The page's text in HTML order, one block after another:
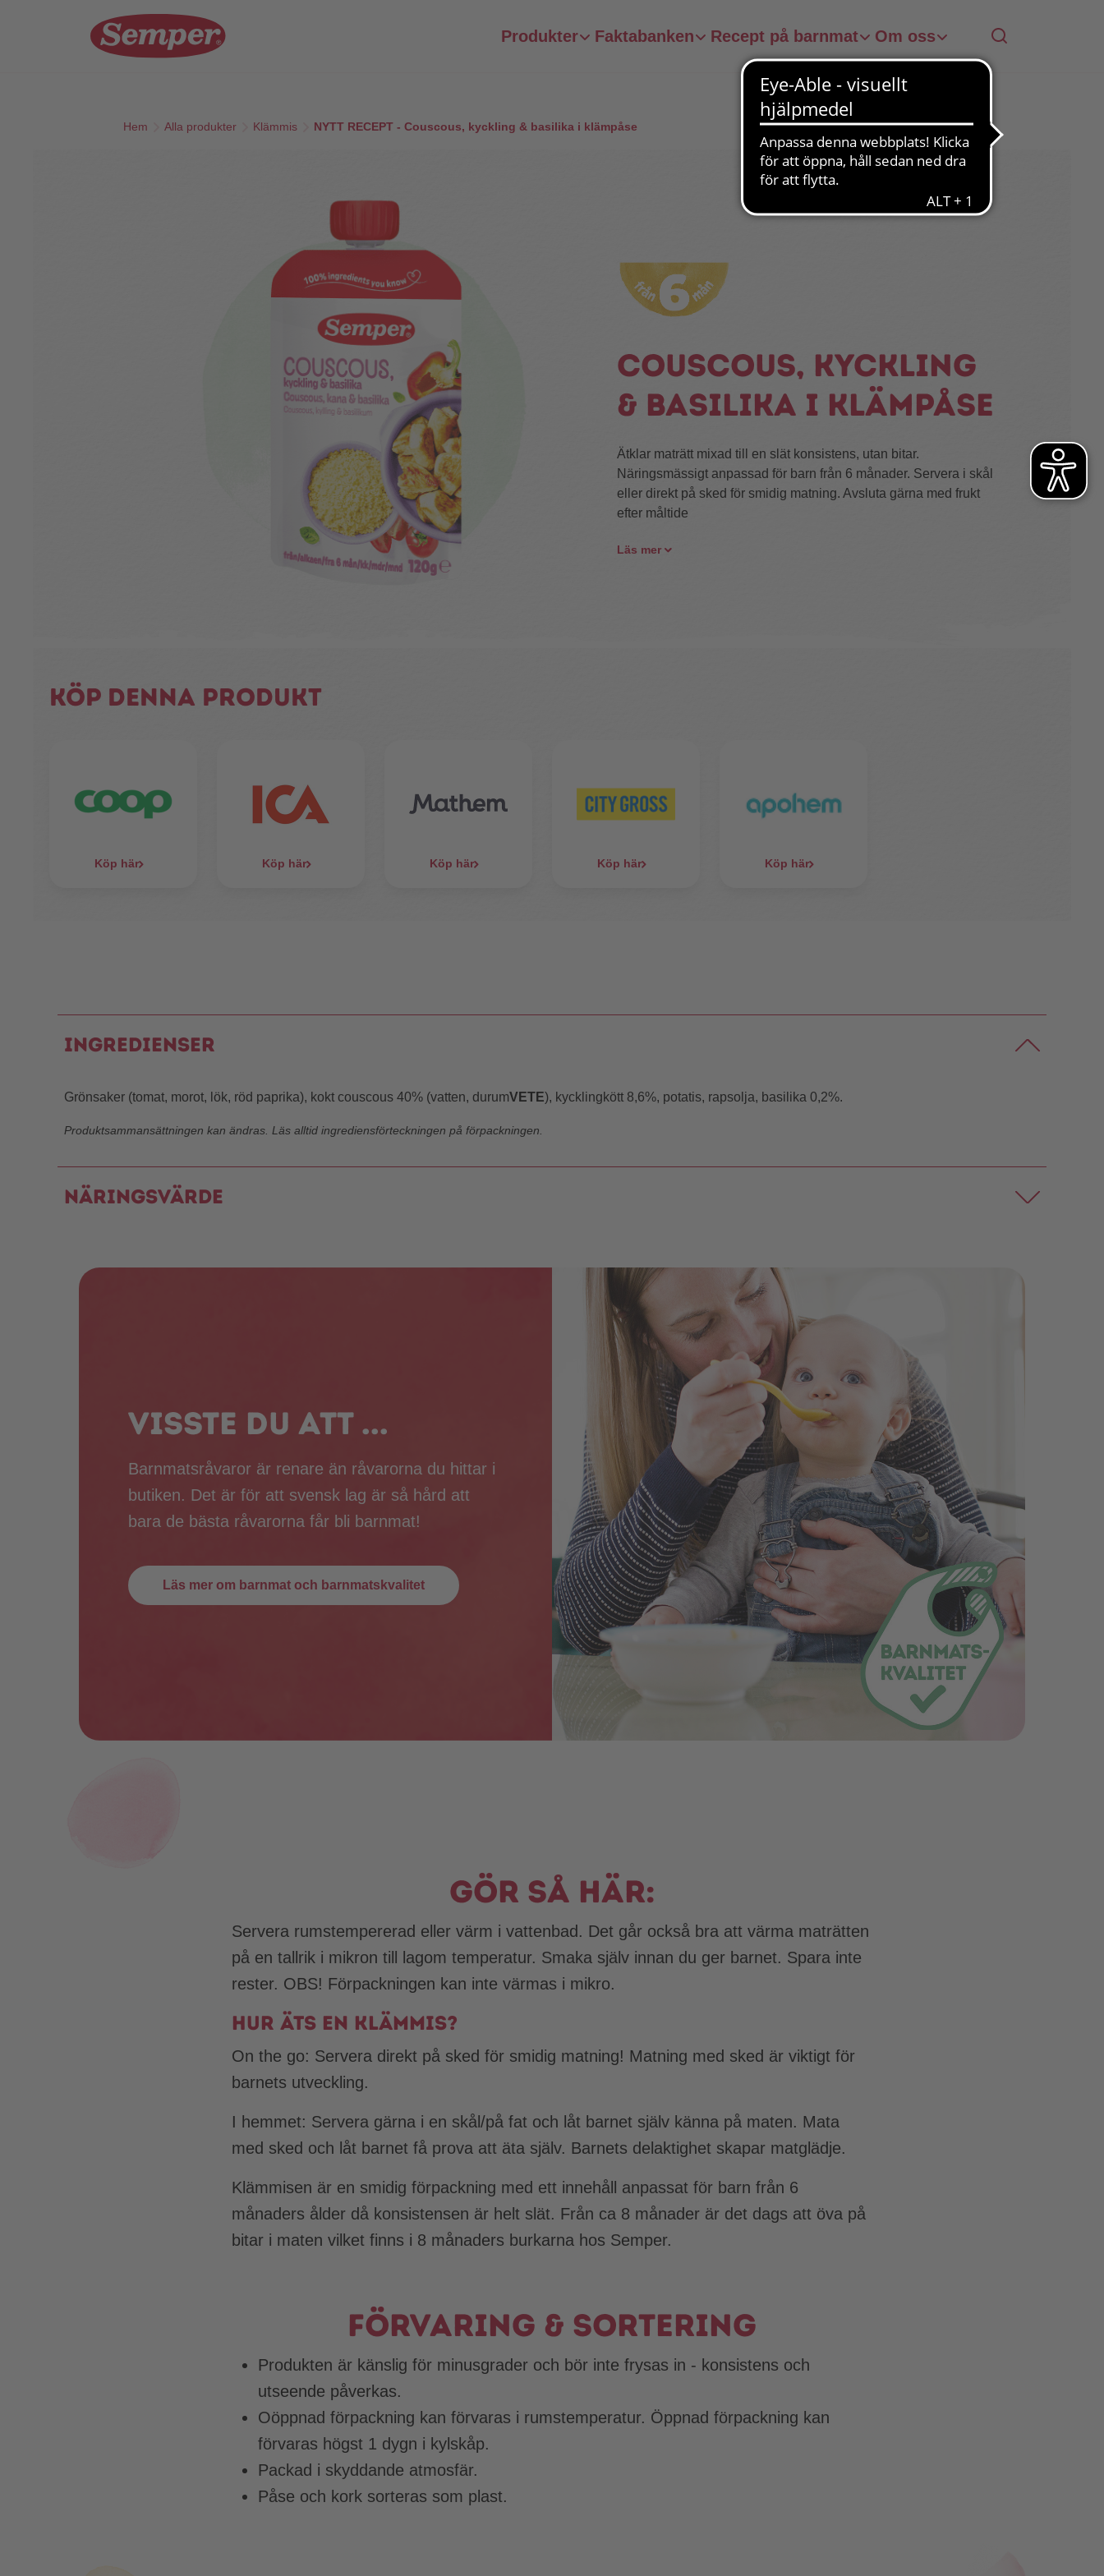
Skip to main content
Produkter Faktabanken Recept på barnmat Om oss
Hem Alla produkter Klämmis NYTT RECEPT - Couscous, kyckling & basilika i klämpåse
Couscous, kyckling
& basilika i klämpåse
Ätklar maträtt mixad till en slät konsistens, utan bitar.
Näringsmässigt anpassad för barn från 6 månader. Servera i skål
eller direkt på sked för smidig matning. Avsluta gärna med frukt
efter måltide
Läs mer
Köp denna produkt
Köp här Köp här Köp här Köp här Köp här
Ingredienser
Grönsaker (tomat, morot, lök, röd paprika), kokt couscous 40% (vatten, durumVETE), kycklingkött 8,6%, potatis, rapsolja, basilika 0,2%.
Produktsammansättningen kan ändras. Läs alltid ingrediensförteckningen på förpackningen.
Näringsvärde
Visste du att ...
Barnmatsråvaror är renare än råvarorna du hittar i
butiken. Det är för att svensk lag är så hård att
bara de bästa råvarorna får bli barnmat!
Läs mer om barnmat och barnmatskvalitet
Gör så här:
Servera rumstempererad eller värm i vattenbad. Det går också bra att värma maträtten
på en tallrik i mikron till lagom temperatur. Smaka själv innan du ger barnet. Spara inte
rester. OBS! Förpackningen kan inte värmas i mikro.
Hur äts en klämmis?
On the go: Servera direkt på sked för smidig matning! Matning med sked är viktigt för
barnets utveckling.
I hemmet: Servera gärna i en skål/på fat och låt barnet själv känna på maten. Mata
med sked och låt barnet få prova att äta själv. Barnets delaktighet skapar matglädje.
Klämmisen är en smidig förpackning med ett innehåll anpassat för barn från 6
månaders ålder då konsistensen är helt slät. Från ca 8 månader är det dags att öva på
bitar i maten vilket finns i 8 månaders burkarna hos Semper.
Förvaring & sortering
Produkten är känslig för minusgrader och bör inte frysas in - konsistens och
utseende påverkas.
Oöppnad förpackning kan förvaras i rumstemperatur. Öppnad förpackning kan
förvaras högst 1 dygn i kylskåp.
Packad i skyddande atmosfär.
Påse och kork sorteras som plast.